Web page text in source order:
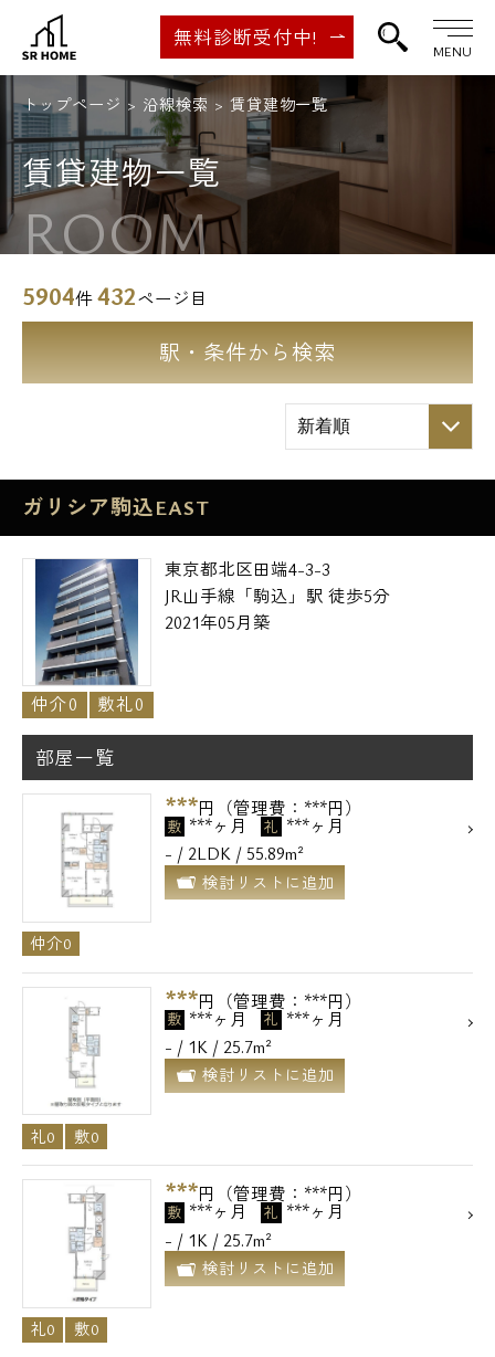
無料診断受付中!
MENU
トップページ 沿線検索 賃貸建物一覧
賃貸建物一覧
ROOM
5904件432ページ目
駅・条件から検索
ガリシア駒込EAST
東京都北区田端4-3-3
JR山手線「駒込」駅 徒歩5分
2021年05月築
仲介0 敷礼0
部屋一覧
***円（管理費：***円）
敷 ***ヶ月 礼 ***ヶ月
- / 2LDK / 55.89m²
検討リストに追加
仲介0
***円（管理費：***円）
敷 ***ヶ月 礼 ***ヶ月
- / 1K / 25.7m²
検討リストに追加
礼0 敷0
***円（管理費：***円）
敷 ***ヶ月 礼 ***ヶ月
- / 1K / 25.7m²
検討リストに追加
礼0 敷0